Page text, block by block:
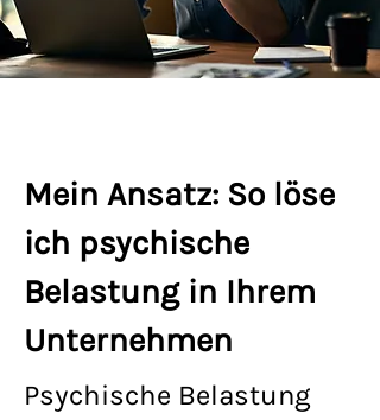
Mein Ansatz: So löse
ich psychische
Belastung in Ihrem
Unternehmen
Psychische Belastung